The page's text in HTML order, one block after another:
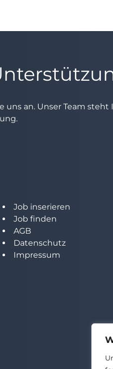
uns an. Unser Team
Job inserieren
Job finden
AGB
Datenschutz
Impressum